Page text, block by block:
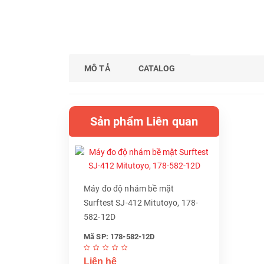
MÔ TẢ CATALOG
Sản phẩm Liên quan
Máy đo độ nhám bề mặt
Surftest SJ-412 Mitutoyo, 178-
582-12D
Mã SP: 178-582-12D
Liên hệ